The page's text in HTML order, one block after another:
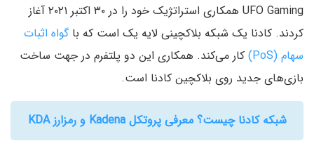
UFO Gaming همکاری استراتژیک خود را در ۳۰ اکتبر ۲۰۲۱ آغاز
کردند. کادنا یک شبکه بلاکچینی لایه یک است که باگواه اثبات
سهام (PoS)
کار می‌کند. همکاری این دو پلتفرم در جهت ساخت
بازی‌های جدید روی بلاکچین کادنا است.
شبکه کادنا چیست؟ معرفی پروتکل Kadena و رمزارز KDA